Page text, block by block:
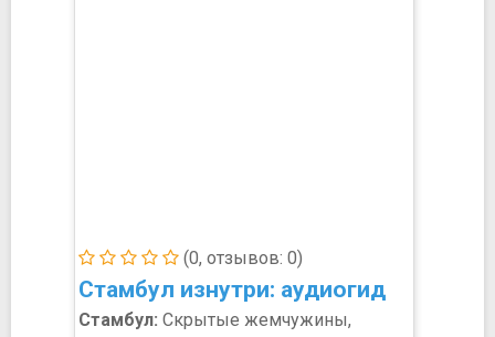
(0, отзывов: 0)
Стамбул изнутри: аудиогид
Стамбул: Скрытые жемчужины,